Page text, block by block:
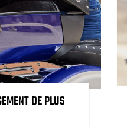
DE PLUS